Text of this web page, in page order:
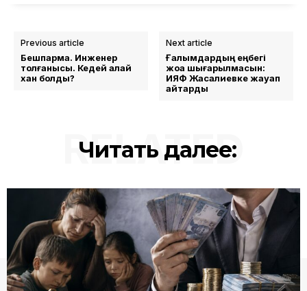
Previous article
Бешпармақ. Инженер
толғанысы. Кедей қалай
хан болды?
Next article
Ғалымдардың еңбегі
жоққа шығарылмасын:
ИЯФ Жақсалиевке жауап
қайтарды
Читать далее:
RELATED